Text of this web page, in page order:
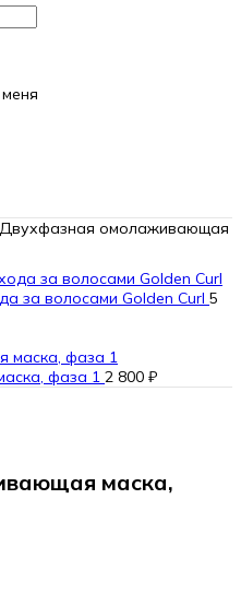
Двухфазная омолаживающая
за волосами Golden Curl 5
фаза 1 2 800 ₽
маска,